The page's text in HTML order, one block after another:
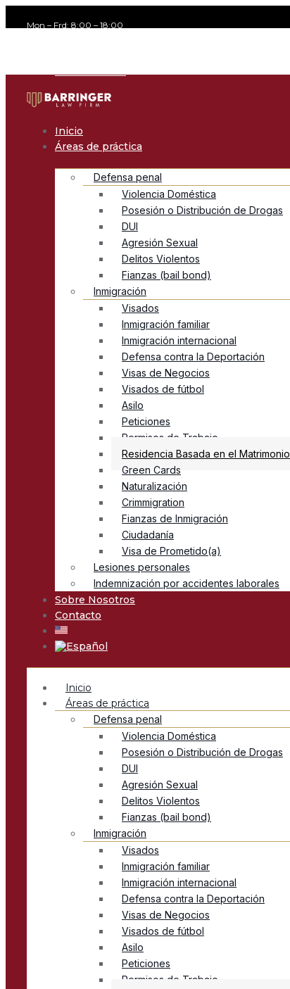
Mon – Frd: 8:00 – 18:00
Inicio
Áreas de práctica
Defensa penal
Violencia Doméstica
Posesión o Distribución de Drogas
DUI
Agresión Sexual
Delitos Violentos
Fianzas (bail bond)
Inmigración
Visados
Inmigración familiar
Inmigración internacional
Defensa contra la Deportación
Visas de Negocios
Visados de fútbol
Asilo
Peticiones
Permisos de Trabajo
Residencia Basada en el Matrimonio
Green Cards
Naturalización
Crimmigration
Fianzas de Inmigración
Ciudadanía
Visa de Prometido(a)
Lesiones personales
Indemnización por accidentes laborales
Sobre Nosotros
Contacto
Inicio
Áreas de práctica
Defensa penal
Violencia Doméstica
Posesión o Distribución de Drogas
DUI
Agresión Sexual
Delitos Violentos
Fianzas (bail bond)
Inmigración
Visados
Inmigración familiar
Inmigración internacional
Defensa contra la Deportación
Visas de Negocios
Visados de fútbol
Asilo
Peticiones
Permisos de Trabajo